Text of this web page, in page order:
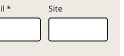
* Site